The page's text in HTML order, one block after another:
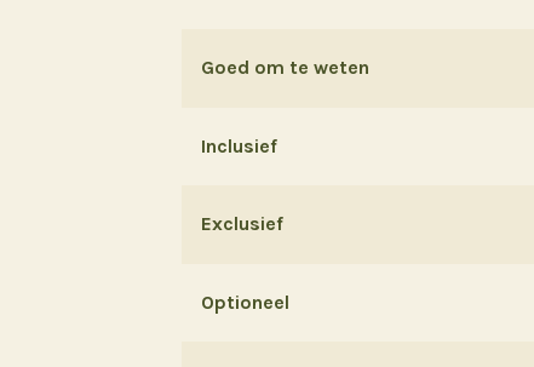
Goed om te weten
Inclusief
Exclusief
Optioneel